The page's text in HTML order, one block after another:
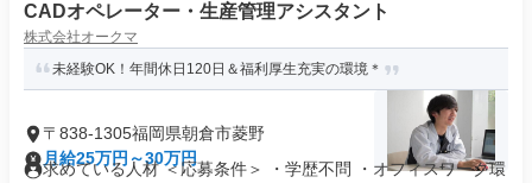
CADオペレーター・生産管理アシスタント
株式会社オークマ
未経験OK！年間休日120日＆福利厚生充実の環境＊
〒838-1305福岡県朝倉市菱野
月給25万円～30万円
求めている人材 ＜応募条件＞ ・学歴不問 ・オフィスワーク環